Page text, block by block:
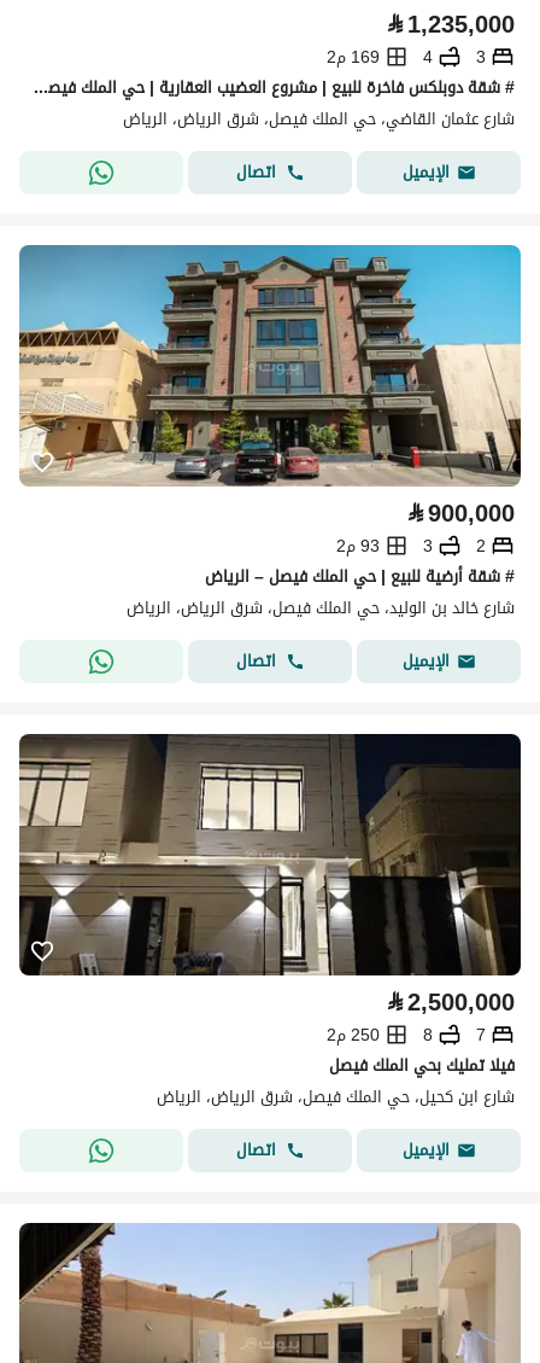
⃁1,235,000
3
4
169 م2
# شقة دوبلكس فاخرة للبيع | مشروع العضيب العقارية | حي الملك فيصل – الرياض
شارع عثمان القاضي، حي الملك فيصل، شرق الرياض، الرياض
الإيميل
اتصال
⃁900,000
2
3
93 م2
# شقة أرضية للبيع | حي الملك فيصل – الرياض
شارع خالد بن الوليد، حي الملك فيصل، شرق الرياض، الرياض
الإيميل
اتصال
⃁2,500,000
7
8
250 م2
فيلا تمليك بحي الملك فيصل
شارع ابن كحيل، حي الملك فيصل، شرق الرياض، الرياض
الإيميل
اتصال